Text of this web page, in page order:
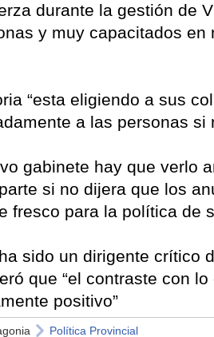
durante la gestión de
y muy capacitados en
“esta eligiendo a sus
a las personas si
gabinete hay que verlo
si no dijera que los
fresco para la política de
sido un dirigente crítico
que “el contraste con
positivo”
Política Provincial